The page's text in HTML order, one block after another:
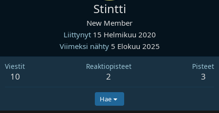
Stintti
New Member
Liittynyt 15 Helmikuu 2020
Viimeksi nähty 5 Elokuu 2025
Viestit
10
Reaktiopisteet
2
Pisteet
3
Hae